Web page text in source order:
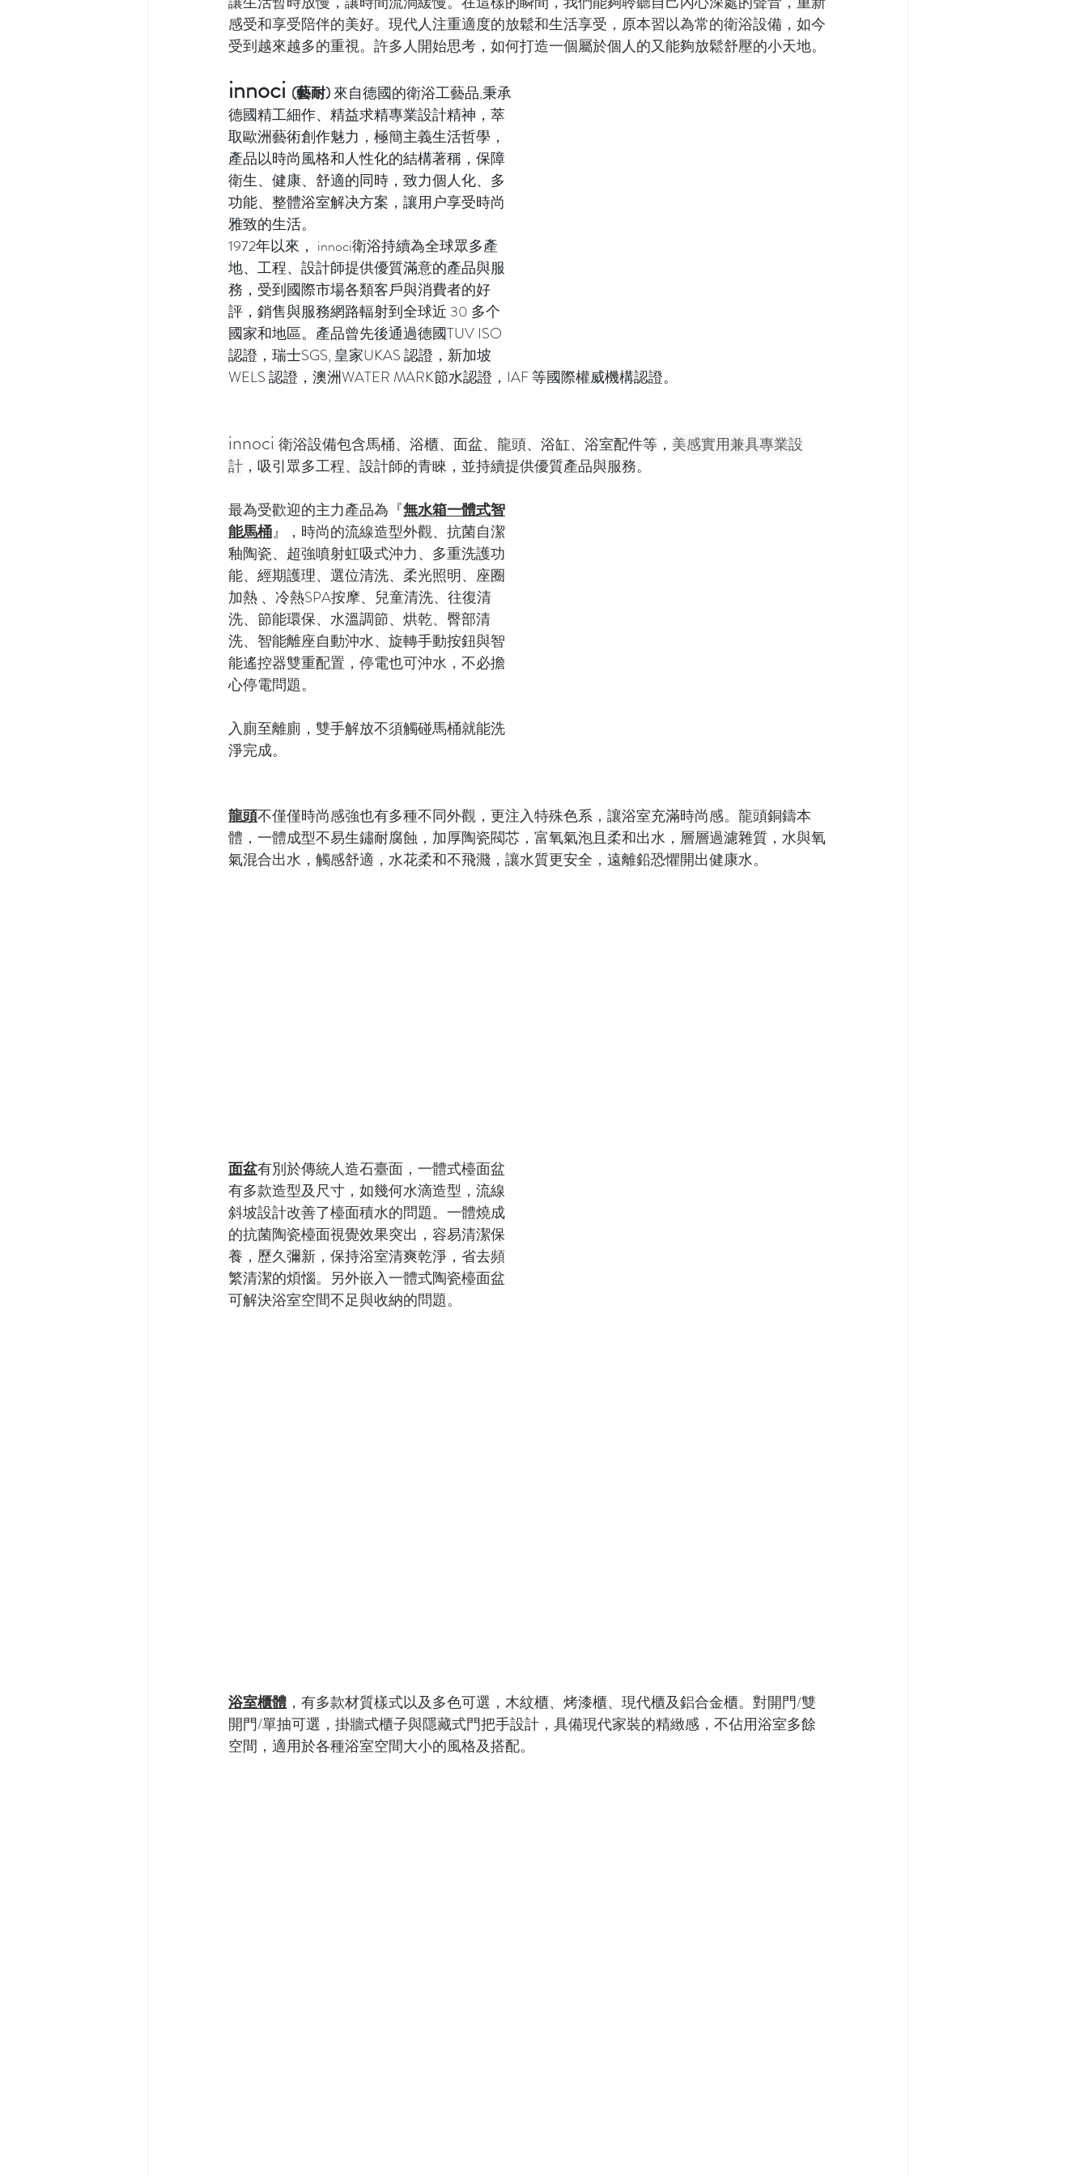
感受和享受陪伴的美好。現代人注重適度的放鬆和生活享受，原本習以為常的衛浴設備，如今
受到越來越多的重視。許多人開始思考，如何打造一個屬於個人的又能夠放鬆舒壓的小天地。
innoci (藝耐)來自德國的衛浴工藝品,秉承
德國精工細作、精益求精專業設計精神，萃
取歐洲藝術創作魅力，極簡主義生活哲學，
產品以時尚風格和人性化的結構著稱，保障
衛生、健康、舒適的同時，致力個人化、多
功能、整體浴室解决方案，讓用户享受時尚
雅致的生活。
1972年以來， innoci衛浴持續為全球眾多產
地、工程、設計師提供優質滿意的產品與服
務，受到國際市場各類客戶與消費者的好
評，銷售與服務網路輻射到全球近 30 多个
國家和地區。產品曾先後通過德國TUV ISO
認證，瑞士SGS, 皇家UKAS 認證，新加坡
WELS 認證，澳洲WATER MARK節水認證，IAF 等國際權威機構認證。
innoci 衛浴設備包含馬桶、浴櫃、面盆、龍頭、浴缸、浴室配件等， 美感實用兼具專業設
計 ，吸引眾多工程、設計師的青睞，並持續提供優質產品與服務。
最為受歡迎的主力產品為『無水箱一體式智
能馬桶』，時尚的流線造型外觀、抗菌自潔
釉陶瓷、超強噴射虹吸式沖力、多重洗護功
能、經期護理、選位清洗、柔光照明、座圈
加熱 、冷熱SPA按摩、兒童清洗、往復清
洗、節能環保、水溫調節、烘乾、臀部清
洗、智能離座自動沖水、旋轉手動按鈕與智
能遙控器雙重配置，停電也可沖水，不必擔
心停電問題。
入廁至離廁，雙手解放不須觸碰馬桶就能洗
淨完成。
龍頭不僅僅時尚感強也有多種不同外觀，更注入特殊色系，讓浴室充滿時尚感。龍頭銅鑄本
體，一體成型不易生鏽耐腐蝕，加厚陶瓷閥芯，富氧氣泡且柔和出水，層層過濾雜質，水與氧
氣混合出水，觸感舒適，水花柔和不飛濺，讓水質更安全，遠離鉛恐懼開出健康水。
面盆有別於傳統人造石臺面，一體式檯面盆
有多款造型及尺寸，如幾何水滴造型，流線
斜坡設計改善了檯面積水的問題。一體燒成
的抗菌陶瓷檯面視覺效果突出，容易清潔保
養，歷久彌新，保持浴室清爽乾淨，省去頻
繁清潔的煩惱。另外嵌入一體式陶瓷檯面盆
可解決浴室空間不足與收納的問題。
浴室櫃體，有多款材質樣式以及多色可選，木紋櫃、烤漆櫃、現代櫃及鋁合金櫃。對開門/雙
開門/單抽可選，掛牆式櫃子與隱藏式門把手設計，具備現代家裝的精緻感，不佔用浴室多餘
空間，適用於各種浴室空間大小的風格及搭配。